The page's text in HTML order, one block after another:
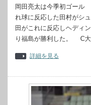
岡田亮太は今季初ゴール
れ球に反応した田村がシ
田がこれに反応しヘディ
り福島が勝利した。 C
詳細を見る